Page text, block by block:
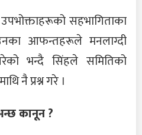
सहभागिताका
आफन्तहरूले मनलाग्दी
भन्दै सिंहले समितिको
नै प्रश्न गरे ।
कानून ?